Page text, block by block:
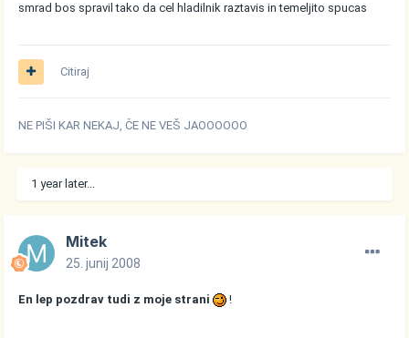
smrad bos spravil tako da cel hladilnik raztavis in temeljito spucas
Citiraj
NE PIŠI KAR NEKAJ, ČE NE VEŠ JAOOOOOO
1 year later...
Mitek
25. junij 2008
En lep pozdrav tudi z moje strani !